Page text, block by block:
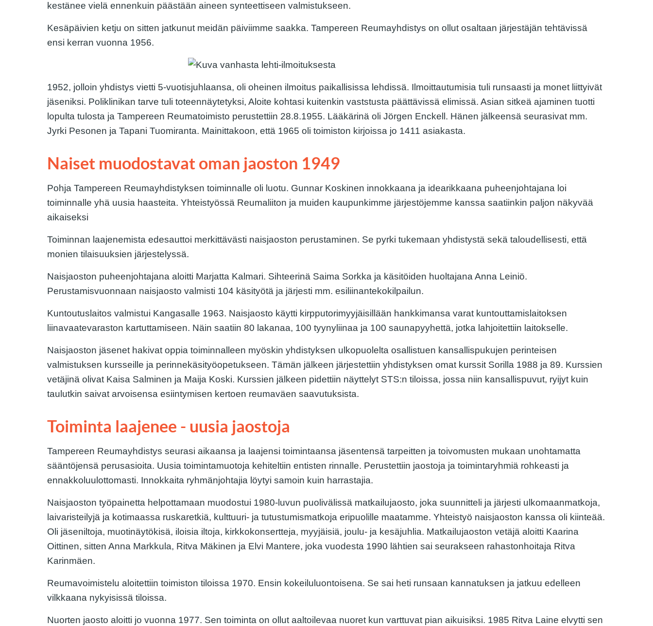
kestänee vielä ennenkuin päästään aineen synteettiseen valmistukseen.
Kesäpäivien ketju on sitten jatkunut meidän päiviimme saakka. Tampereen Reumayhdistys on ollut osaltaan järjestäjän tehtävissä
ensi kerran vuonna 1956.
1952, jolloin yhdistys vietti 5-vuotisjuhlaansa, oli oheinen ilmoitus paikallisissa lehdissä. Ilmoittautumisia tuli runsaasti ja monet liittyivät
jäseniksi. Poliklinikan tarve tuli toteennäytetyksi, Aloite kohtasi kuitenkin vaststusta päättävissä elimissä. Asian sitkeä ajaminen tuotti
lopulta tulosta ja Tampereen Reumatoimisto perustettiin 28.8.1955. Lääkärinä oli Jörgen Enckell. Hänen jälkeensä seurasivat mm.
Jyrki Pesonen ja Tapani Tuomiranta. Mainittakoon, että 1965 oli toimiston kirjoissa jo 1411 asiakasta.
Naiset muodostavat oman jaoston 1949
Pohja Tampereen Reumayhdistyksen toiminnalle oli luotu. Gunnar Koskinen innokkaana ja idearikkaana puheenjohtajana loi
toiminnalle yhä uusia haasteita. Yhteistyössä Reumaliiton ja muiden kaupunkimme järjestöjemme kanssa saatiinkin paljon näkyvää
aikaiseksi
Toiminnan laajenemista edesauttoi merkittävästi naisjaoston perustaminen. Se pyrki tukemaan yhdistystä sekä taloudellisesti, että
monien tilaisuuksien järjestelyssä.
Naisjaoston puheenjohtajana aloitti Marjatta Kalmari. Sihteerinä Saima Sorkka ja käsitöiden huoltajana Anna Leiniö.
Perustamisvuonnaan naisjaosto valmisti 104 käsityötä ja järjesti mm. esiliinantekokilpailun.
Kuntoutuslaitos valmistui Kangasalle 1963. Naisjaosto käytti kirpputorimyyjäisillään hankkimansa varat kuntouttamislaitoksen
liinavaatevaraston kartuttamiseen. Näin saatiin 80 lakanaa, 100 tyynyliinaa ja 100 saunapyyhettä, jotka lahjoitettiin laitokselle.
Naisjaoston jäsenet hakivat oppia toiminnalleen myöskin yhdistyksen ulkopuolelta osallistuen kansallispukujen perinteisen
valmistuksen kursseille ja perinnekäsityöopetukseen. Tämän jälkeen järjestettiin yhdistyksen omat kurssit Sorilla 1988 ja 89. Kurssien
vetäjinä olivat Kaisa Salminen ja Maija Koski. Kurssien jälkeen pidettiin näyttelyt STS:n tiloissa, jossa niin kansallispuvut, ryijyt kuin
taulutkin saivat arvoisensa esiintymisen kertoen reumaväen saavutuksista.
Toiminta laajenee - uusia jaostoja
Tampereen Reumayhdistys seurasi aikaansa ja laajensi toimintaansa jäsentensä tarpeitten ja toivomusten mukaan unohtamatta
sääntöjensä perusasioita. Uusia toimintamuotoja kehiteltiin entisten rinnalle. Perustettiin jaostoja ja toimintaryhmiä rohkeasti ja
ennakkoluulottomasti. Innokkaita ryhmänjohtajia löytyi samoin kuin harrastajia.
Naisjaoston työpainetta helpottamaan muodostui 1980-luvun puolivälissä matkailujaosto, joka suunnitteli ja järjesti ulkomaanmatkoja,
laivaristeilyjä ja kotimaassa ruskaretkiä, kulttuuri- ja tutustumismatkoja eripuolille maatamme. Yhteistyö naisjaoston kanssa oli kiinteää.
Oli jäseniltoja, muotinäytökisä, iloisia iltoja, kirkkokonsertteja, myyjäisiä, joulu- ja kesäjuhlia. Matkailujaoston vetäjä aloitti Kaarina
Oittinen, sitten Anna Markkula, Ritva Mäkinen ja Elvi Mantere, joka vuodesta 1990 lähtien sai seurakseen rahastonhoitaja Ritva
Karinmäen.
Reumavoimistelu aloitettiin toimiston tiloissa 1970. Ensin kokeiluluontoisena. Se sai heti runsaan kannatuksen ja jatkuu edelleen
vilkkaana nykyisissä tiloissa.
Nuorten jaosto aloitti jo vuonna 1977. Sen toiminta on ollut aaltoilevaa nuoret kun varttuvat pian aikuisiksi. 1985 Ritva Laine elvytti sen